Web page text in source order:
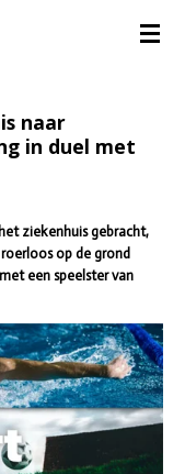
naar
in duel met
ziekenhuis gebracht,
op de grond
een speelster van